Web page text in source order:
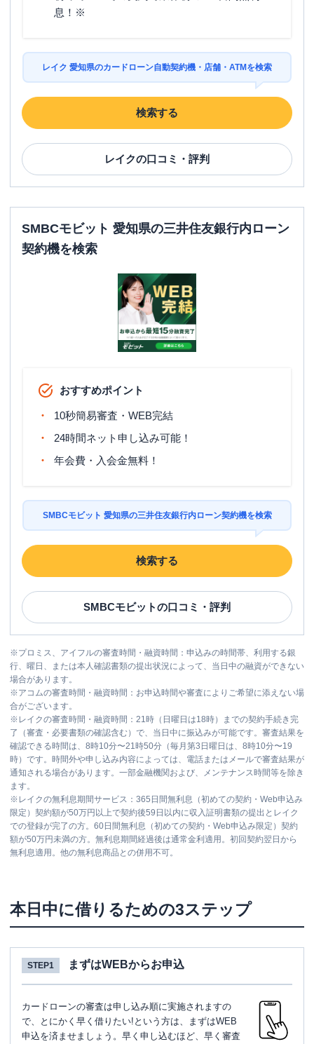
息！※
レイク 愛知県のカードローン自動契約機・店舗・ATMを検索
検索する
レイクの口コミ・評判
SMBCモビット 愛知県の三井住友銀行内ローン
契約機を検索
おすすめポイント
10秒簡易審査・WEB完結
24時間ネット申し込み可能！
年会費・入会金無料！
SMBCモビット 愛知県の三井住友銀行内ローン契約機を検索
検索する
SMBCモビットの口コミ・評判
※プロミス、アイフルの審査時間・融資時間：申込みの時間帯、利用する銀
行、曜日、または本人確認書類の提出状況によって、当日中の融資ができない
場合があります。
※アコムの審査時間・融資時間：お申込時間や審査によりご希望に添えない場
合がございます。
※ レイクの審査時間・融資時間：21時（日曜日は18時）までの契約手続き完
了（審査・必要書類の確認含む）で、当日中に振込みが可能です。審査結果を
確認できる時間は、8時10分〜21時50分（毎月第3日曜日は、8時10分〜19
時）です。時間外や申し込み内容によっては、電話またはメールで審査結果が
通知される場合があります。一部金融機関および、メンテナンス時間等を除き
ます。
※ レイクの無利息期間サービス：365日間無利息（初めての契約・Web申込み
限定）契約額が50万円以上で契約後59日以内に収入証明書類の提出とレイク
での登録が完了の方。60日間無利息（初めての契約・Web申込み限定）契約
額が50万円未満の方。無利息期間経過後は通常金利適用。初回契約翌日から
無利息適用。他の無利息商品との併用不可。
本日中に借りるための3ステップ
STEP1 まずはWEBからお申込
カードローンの審査は申し込み順に実施されますの
で、とにかく早く借りたい!という方は、まずはWEB
申込を済ませましょう。早く申し込むほど、早く審査